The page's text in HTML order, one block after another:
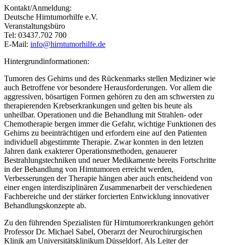
Kontakt/Anmeldung:
Deutsche Hirntumorhilfe e.V.
Veranstaltungsbüro
Tel: 03437.702 700
E-Mail: info@hirntumorhilfe.de
Hintergrundinformationen:
Tumoren des Gehirns und des Rückenmarks stellen Mediziner wie
auch Betroffene vor besondere Herausforderungen. Vor allem die
aggressiven, bösartigen Formen gehören zu den am schwersten zu
therapierenden Krebserkrankungen und gelten bis heute als
unheilbar. Operationen und die Behandlung mit Strahlen- oder
Chemotherapie bergen immer die Gefahr, wichtige Funktionen des
Gehirns zu beeinträchtigen und erfordern eine auf den Patienten
individuell abgestimmte Therapie. Zwar konnten in den letzten
Jahren dank exakterer Operationsmethoden, genauerer
Bestrahlungstechniken und neuer Medikamente bereits Fortschritte
in der Behandlung von Hirntumoren erreicht werden,
Verbesserungen der Therapie hängen aber auch entscheidend von
einer engen interdisziplinären Zusammenarbeit der verschiedenen
Fachbereiche und der stärker forcierten Entwicklung innovativer
Behandlungskonzepte ab.
Zu den führenden Spezialisten für Hirntumorerkrankungen gehört
Professor Dr. Michael Sabel, Oberarzt der Neurochirurgischen
Klinik am Universitätsklinikum Düsseldorf. Als Leiter der